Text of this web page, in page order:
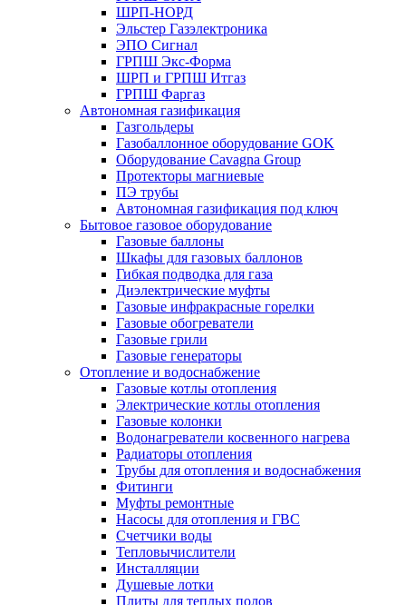
ШРП-НОРД
Эльстер Газэлектроника
ЭПО Сигнал
ГРПШ Экс-Форма
ШРП и ГРПШ Итгаз
ГРПШ Фаргаз
Автономная газификация
Газгольдеры
Газобаллонное оборудование GOK
Оборудование Cavagna Group
Протекторы магниевые
ПЭ трубы
Автономная газификация под ключ
Бытовое газовое оборудование
Газовые баллоны
Шкафы для газовых баллонов
Гибкая подводка для газа
Диэлектрические муфты
Газовые инфракрасные горелки
Газовые обогреватели
Газовые грили
Газовые генераторы
Отопление и водоснабжение
Газовые котлы отопления
Электрические котлы отопления
Газовые колонки
Водонагреватели косвенного нагрева
Радиаторы отопления
Трубы для отопления и водоснабжения
Фитинги
Муфты ремонтные
Насосы для отопления и ГВС
Счетчики воды
Тепловычислители
Инсталляции
Душевые лотки
Плиты для теплых полов